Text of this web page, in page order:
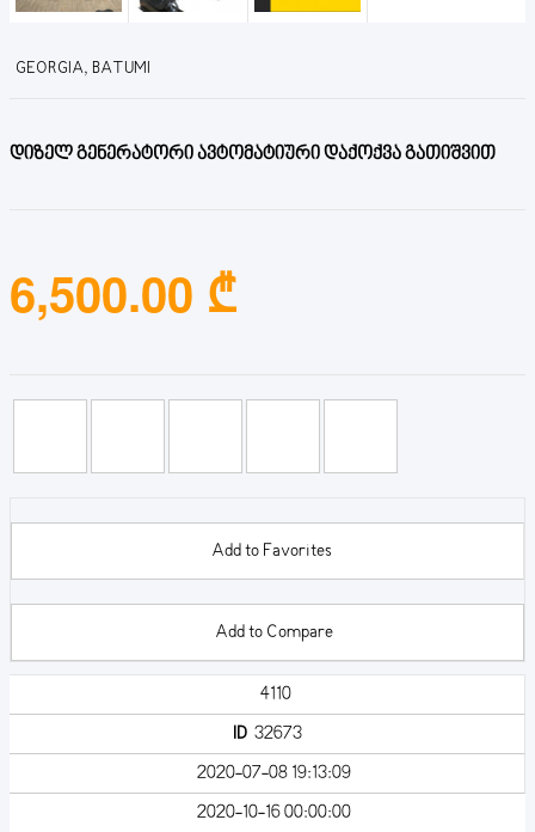
GEORGIA, BATUMI
დიზელ გენერატორი ავტომატიური დაქოქვა გათიშვით
6,500.00 ₾
Add to Favorites
Add to Compare
4110
ID32673
2020-07-08 19:13:09
2020-10-16 00:00:00